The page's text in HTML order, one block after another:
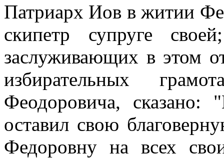
Патриарх Иов в житии
скипетр супруге
заслуживающих в этом
избирательных
Феодоровича, сказано:
оставил свою
Федоровну на всех